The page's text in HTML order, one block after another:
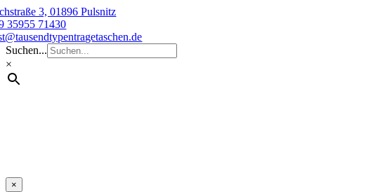
Skip
to
content
3, 01896 Pulsnitz
35955 71430
Suchen...
×
×